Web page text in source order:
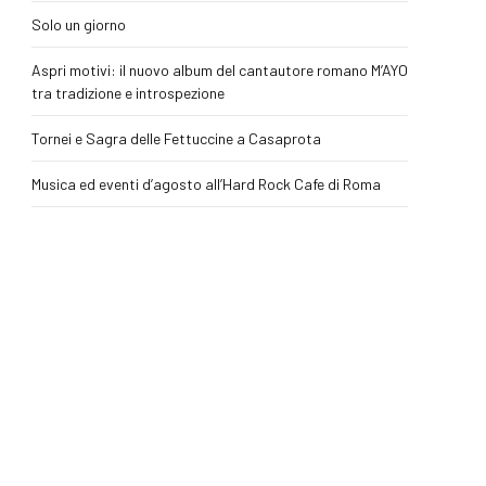
Solo un giorno
Aspri motivi: il nuovo album del cantautore romano M’AYO
tra tradizione e introspezione
Tornei e Sagra delle Fettuccine a Casaprota
Musica ed eventi d’agosto all’Hard Rock Cafe di Roma